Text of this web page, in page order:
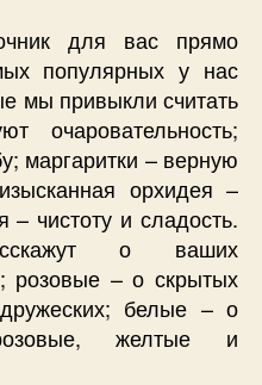
для вас прямо
популярных у нас
мы привыкли считать
очаровательность;
маргаритки – верную
орхидея –
чистоту и сладость.
о ваших
розовые – о скрытых
белые – о
желтые и